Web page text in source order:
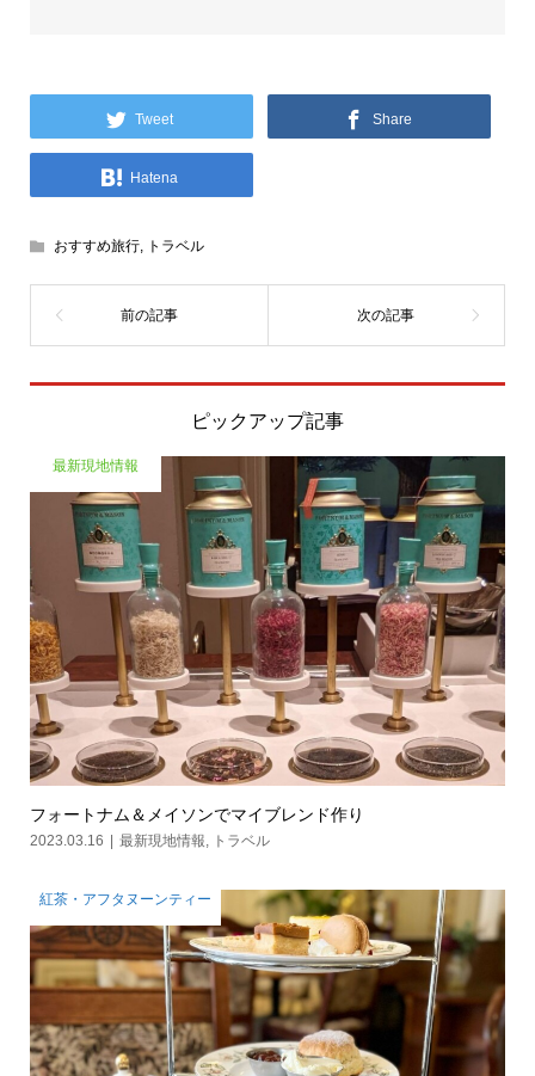
Tweet Share
Hatena
おすすめ旅行, トラベル
ピックアップ記事
最新現地情報
フォートナム＆メイソンでマイブレンド作り
2023.03.16 最新現地情報, トラベル
紅茶・アフタヌーンティー